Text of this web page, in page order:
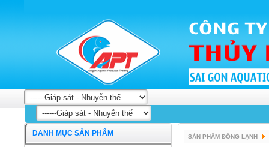
SẢN PHẨM ĐÔNG LẠNH
DANH MỤC SẢN PHẨM